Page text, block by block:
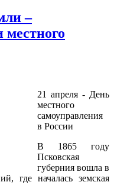
–
местного
21 апреля - День
местного
самоуправления
в России
В 1865 году
Псковская
губерния вошла в
где началась земская